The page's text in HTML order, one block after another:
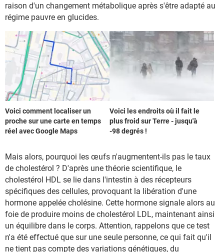
raison d'un changement métabolique après s'être adapté au
régime pauvre en glucides.
Voici comment localiser un
proche sur une carte en temps
réel avec Google Maps
Voici les endroits où il fait le
plus froid sur Terre - jusqu'à
-98 degrés !
Mais alors, pourquoi les œufs n'augmentent-ils pas le taux
de cholestérol ? D'après une théorie scientifique, le
cholestérol HDL se lie dans l'intestin à des récepteurs
spécifiques des cellules, provoquant la libération d'une
hormone appelée cholésine. Cette hormone signale alors au
foie de produire moins de cholestérol LDL, maintenant ainsi
un équilibre dans le corps. Attention, rappelons que ce test
n'a été effectué que sur une seule personne, ce qui fait qu'il
ne tient pas compte des variations génétiques, du